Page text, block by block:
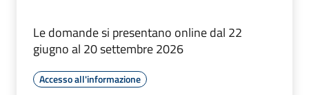
Le domande si presentano online dal 22
giugno al 20 settembre 2026
Accesso all'informazione